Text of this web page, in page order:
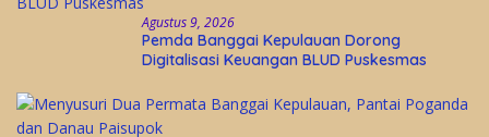
Agustus 9, 2026
Pemda Banggai Kepulauan Dorong
Digitalisasi Keuangan BLUD Puskesmas